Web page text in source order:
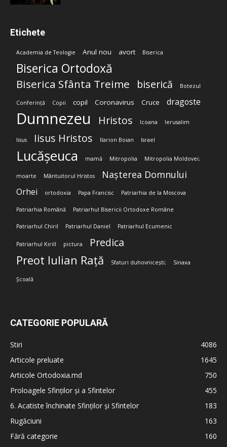
Etichete
Academia de Teologie Anul nou avort Biserica
Biserica Ortodoxă
Biserica Sfânta Treime biserică Botezul
Conferință Copii copil Coronavirus Cruce dragoste
Dumnezeu Hristos Icoana Ierusalim
Iisus Iisus Hristos Ilarion Boian Israel
Lucășeuca mamă Mitropolia Mitropolia Moldovei;
moarte Mântuitorul Hristos Nașterea Domnului
Orhei ortodoxia Papa Francisc Patriarhia de la Moscova
Patriarhia Română Patriarhul Bisericii Ortodoxe Române
Patriarhul Chiril Patriarhul Daniel Patriarhul Ecumenic
Patriarhul Kirill pictura Predica
Preot Iulian Rață Sfaturi duhovnicești; Sinaxa
Școală
CATEGORIE POPULARĂ
Stiri
4086
Articole preluate
1645
Articole Ortodoxia.md
750
Proloagele Sfinților și a Sfintelor
455
6. Acatiste închinate Sfinților și Sfintelor
183
Rugăciuni
163
Fără categorie
160